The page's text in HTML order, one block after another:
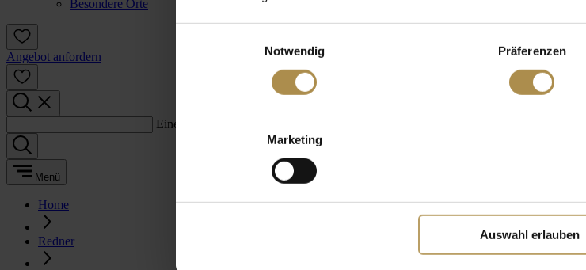
Notwendig
Präferenzen
Marketing
Auswahl erlauben
Besondere Orte
Angebot anfordern
Einen Suchbegriff eingeben:
Menü
Home
Redner